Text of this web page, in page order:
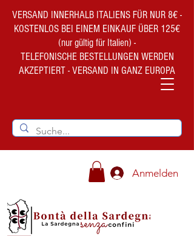
VERSAND INNERHALB ITALIENS FÜR NUR 8€ -
KOSTENLOS BEI EINEM EINKAUF ÜBER 125€
(nur gültig für Italien) -
TELEFONISCHE BESTELLUNGEN WERDEN
AKZEPTIERT - VERSAND IN GANZ EUROPA
Anmelden